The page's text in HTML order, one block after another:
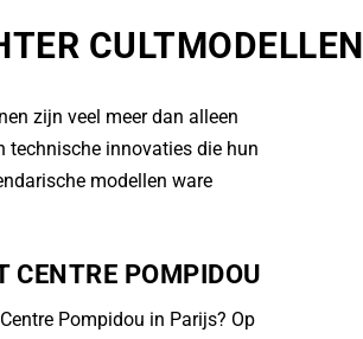
CULTMODELLEN
zijn veel meer dan alleen
technische innovaties die hun
modellen ware
CENTRE POMPIDOU
Pompidou in Parijs? Op